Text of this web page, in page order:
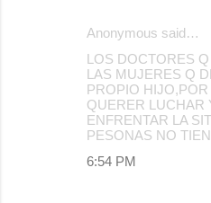
Anonymous said…
LOS DOCTORES
LAS MUJERES Q
PROPIO
QUERER LUCHAR
ENFRENTAR LA
PESONAS NO
6:54 PM